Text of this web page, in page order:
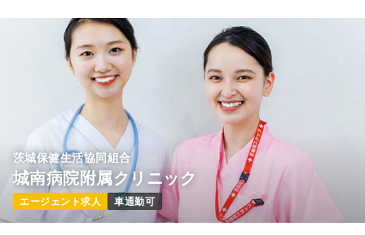
21.7〜26.2万円 賞与65.6〜80.0万円
※一例
8:30～17:30
日祝休み
年間休日131日 4週8休以上
ブランク可
月給26万円以上可
気になる 詳細を見る
透析正・准看護師 一般病院
日勤のみ（常勤） 一時募集休止
茨城保健生活協同組合
城南病院附属クリニック
エージェント求人 車通勤可